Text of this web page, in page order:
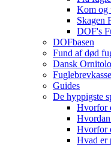
Kom og
Skagen
DOF's
DOFbasen
Fund af død
Dansk
Guides
De hyppigste
Hvorfor
Hvorfor
Hvad er